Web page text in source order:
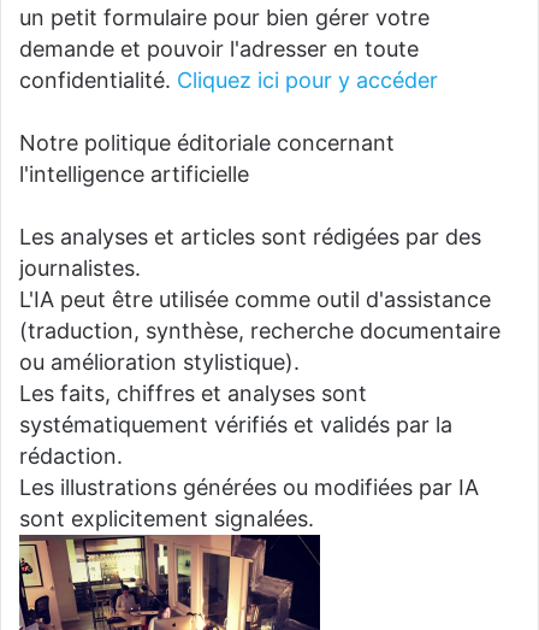
un petit formulaire pour bien gérer votre
demande et pouvoir l'adresser en toute
confidentialité. Cliquez ici pour y accéder
Notre politique éditoriale concernant
l'intelligence artificielle
Les analyses et articles sont rédigées par des
journalistes.
L'IA peut être utilisée comme outil d'assistance
(traduction, synthèse, recherche documentaire
ou amélioration stylistique).
Les faits, chiffres et analyses sont
systématiquement vérifiés et validés par la
rédaction.
Les illustrations générées ou modifiées par IA
sont explicitement signalées.